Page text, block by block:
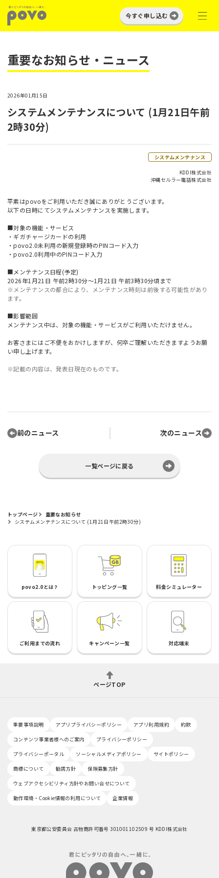
今すぐ申し込む
重要なお知らせ・ニュース
2026年01月15日
システムメンテナンスについて (1月21日午前
2時30分)
システムメンテナンス
KDDI株式会社
沖縄セルラー電話株式会社
平素はpovoをご利用いただき誠にありがとうございます。
以下の日時にてシステムメンテナンスを実施します。
■対象の機能・サービス
・ギガチャージカードの利用
・povo2.0未利用の新規登録時のPINコード入力
・povo2.0利用中のPINコード入力
■メンテナンス日程(予定)
2026年1月21日 午前2時30分～1月21日 午前3時30分頃まで
※メンテナンスの都合により、メンテナンス時刻は前後する可能性があり
ます。
■影響範囲
メンテナンス中は、対象の機能・サービスがご利用いただけません。
お客さまにはご不便をおかけしますが、何卒ご理解いただきますようお願
い申し上げます。
※記載の内容は、発表日現在のものです。
前のニュース 次のニュース
一覧ページに戻る
トップページ
重要なお知らせ
システムメンテナンスについて (1月21日午前2時30分)
povo2.0とは？ トッピング一覧 料金シミュレーター
ご利用までの流れ キャンペーン一覧 対応端末
ページTOP
重要事項説明 アプリプライバシーポリシー アプリ利用規約
約款
コンテンツ事業者様へのご案内
プライバシーポリシー
プライバシーポータル
ソーシャルメディアポリシー
サイトポリシー
商標について
勧誘方針
保険募集方針
ウェブアクセシビリティ方針やお問い合せについて
動作環境・Cookie情報の利用について
企業情報
東京都公安委員会 古物商許可番号 301001102509 号 KDDI株式会社